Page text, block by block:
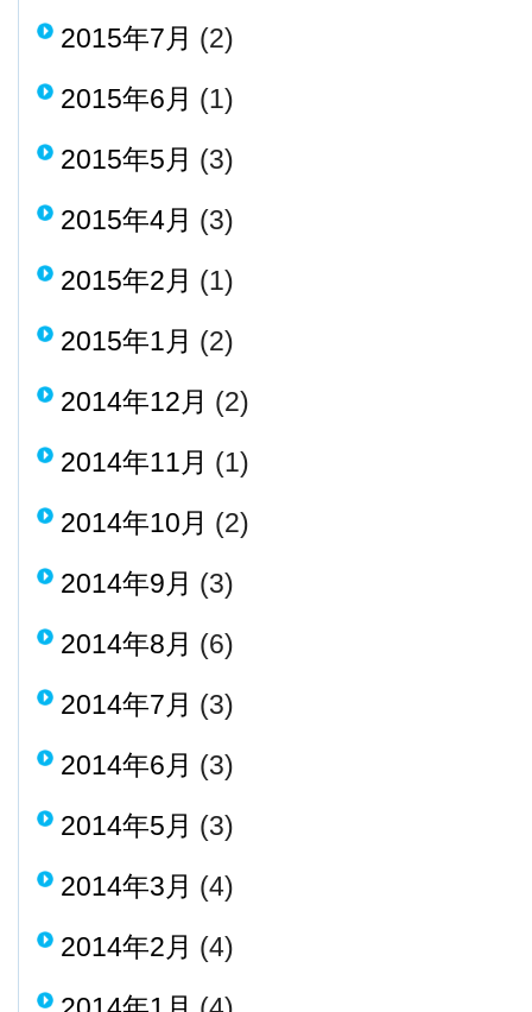
2015年7月 (2)
2015年6月 (1)
2015年5月 (3)
2015年4月 (3)
2015年2月 (1)
2015年1月 (2)
2014年12月 (2)
2014年11月 (1)
2014年10月 (2)
2014年9月 (3)
2014年8月 (6)
2014年7月 (3)
2014年6月 (3)
2014年5月 (3)
2014年3月 (4)
2014年2月 (4)